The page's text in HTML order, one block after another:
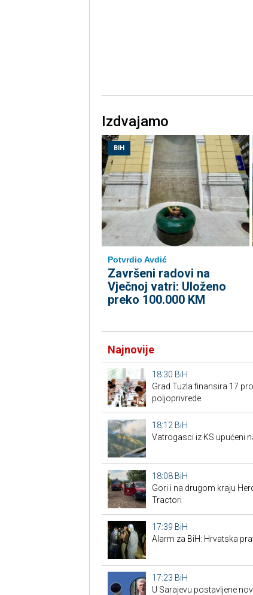
Izdvajamo
BIH
Potvrdio Avdić
Završeni radovi na
Vječnoj vatri: Uloženo
preko 100.000 KM
Najnovije
18:30 BiH
Grad Tuzla finansira 17
poljoprivrede
18:12 BiH
Vatrogasci iz KS upućeni
18:08 BiH
Gori i na drugom kraju
Tractori
17:39 BiH
Alarm za BiH: Hrvatska
17:23 BiH
U Sarajevu postavljene